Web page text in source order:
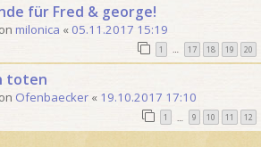
für Fred & george!
milonica « 05.11.2017 15:19
1 … 17 18 19 20
toten
Ofenbaecker « 19.10.2017 17:10
1 … 9 10 11 12